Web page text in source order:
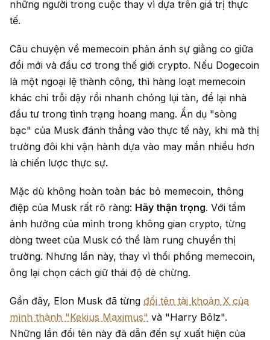
những người trong cuộc thay vì dựa trên giá trị thực
tế.
Câu chuyện về memecoin phản ánh sự giằng co giữa
đổi mới và đầu cơ trong thế giới crypto. Nếu Dogecoin
là một ngoại lệ thành công, thì hàng loạt memecoin
khác chỉ trỗi dậy rồi nhanh chóng lụi tàn, để lại nhà
đầu tư trong tình trạng hoang mang. Ẩn dụ "sòng
bạc" của Musk đánh thẳng vào thực tế này, khi mà thị
trường đôi khi vận hành dựa vào may mắn nhiều hơn
là chiến lược thực sự.
Mặc dù không hoàn toàn bác bỏ memecoin, thông
điệp của Musk rất rõ ràng: Hãy thận trọng. Với tầm
ảnh hưởng của mình trong không gian crypto, từng
dòng tweet của Musk có thể làm rung chuyển thị
trường. Nhưng lần này, thay vì thổi phồng memecoin,
ông lại chọn cách giữ thái độ dè chừng.
Gần đây, Elon Musk đã từng đổi tên tài khoản X của
mình thành "Kekius Maximus" và "Harry Bōlz".
Những lần đổi tên này đã dẫn đến sự xuất hiện của